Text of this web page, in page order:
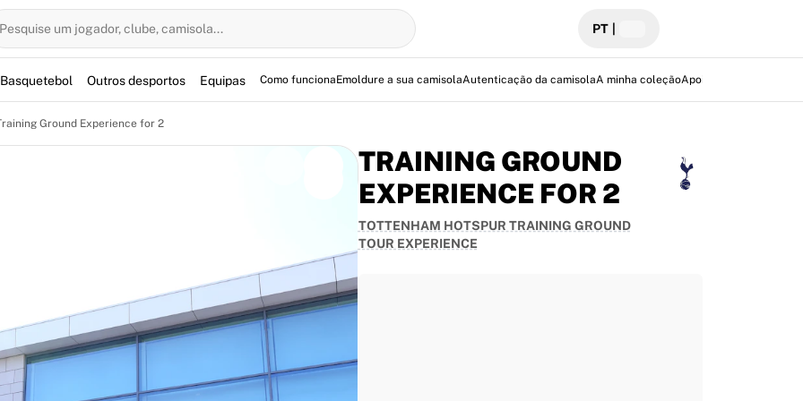
Pesquise um jogador, clube, camisola... PT
Basquetebol Outros desportos Equipas Como funcionaEmoldure a sua camisolaAutenticação da camisolaA minha coleçãoApoio
Ground Experience for 2
Tour Experience: 9th of June
this exclusive Tottenham Hotspur Training Ground
experiencing an unforgettable guided tour of
stories, insights, and memories from a Spurs
the players prepare and train.
TRAINING GROUND
EXPERIENCE FOR 2
TOTTENHAM HOTSPUR TRAINING GROUND
TOUR EXPERIENCE